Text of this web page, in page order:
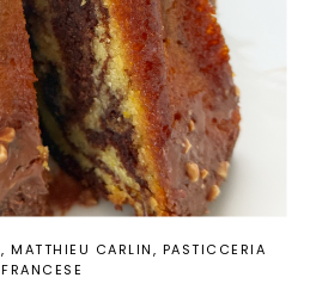
MATTHIEU CARLIN
PASTICCERIA
FRANCESE